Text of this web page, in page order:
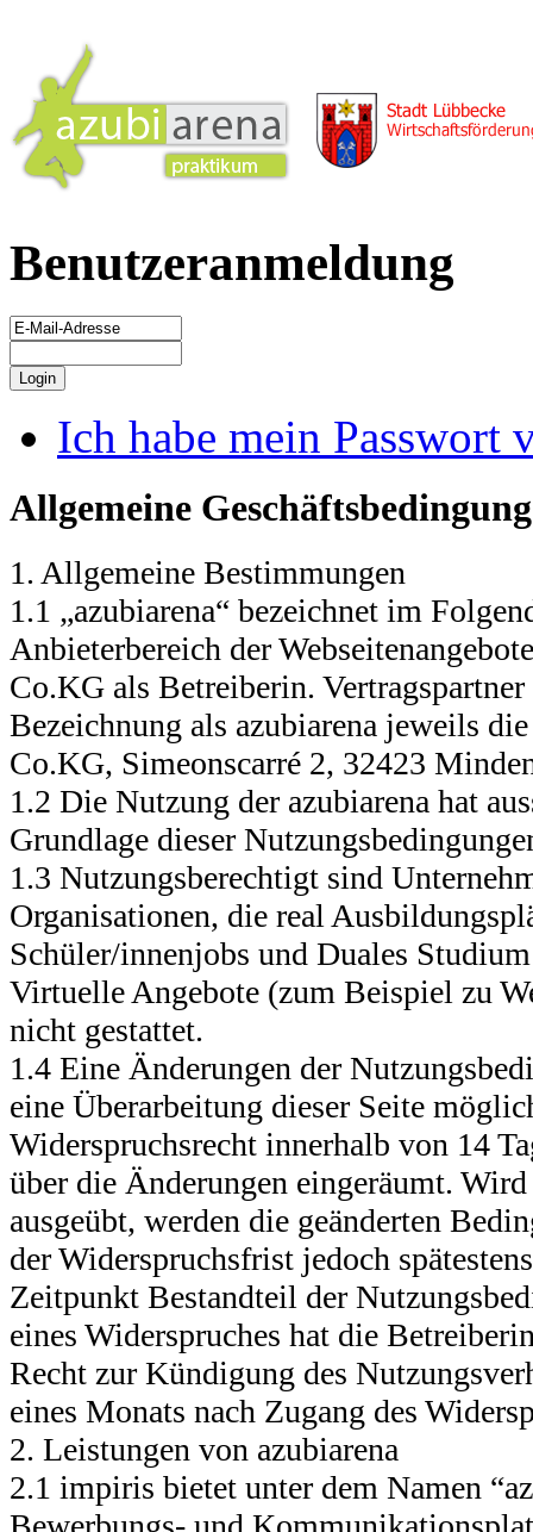
Benutzeranmeldung
Ich habe mein Passwort
Allgemeine
1. Allgemeine Bestimmungen
1.1 „azubiarena“ bezeichnet im
Anbieterbereich der
Co.KG als Betreiberin.
Bezeichnung als azubiarena jeweils
Co.KG, Simeonscarré 2, 32423
1.2 Die Nutzung der azubiarena hat
Grundlage dieser
1.3 Nutzungsberechtigt sind
Organisationen, die real
Schüler/innenjobs und Duales
Virtuelle Angebote (zum Beispiel zu
nicht gestattet.
1.4 Eine Änderungen der
eine Überarbeitung dieser Seite
Widerspruchsrecht innerhalb von 14
über die Änderungen eingeräumt.
ausgeübt, werden die geänderten
der Widerspruchsfrist jedoch
Zeitpunkt Bestandteil der
eines Widerspruches hat die
Recht zur Kündigung des
eines Monats nach Zugang des
2. Leistungen von azubiarena
2.1 impiris bietet unter dem Namen